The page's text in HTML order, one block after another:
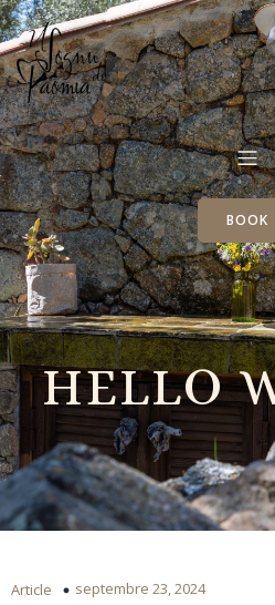
BOOK
HELLO
Article septembre 23, 2024